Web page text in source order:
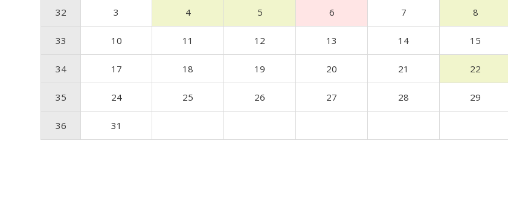
32 3 4 5 6 7 8
33 10 11 12 13 14 15
34 17 18 19 20 21 22
35 24 25 26 27 28 29
36 31